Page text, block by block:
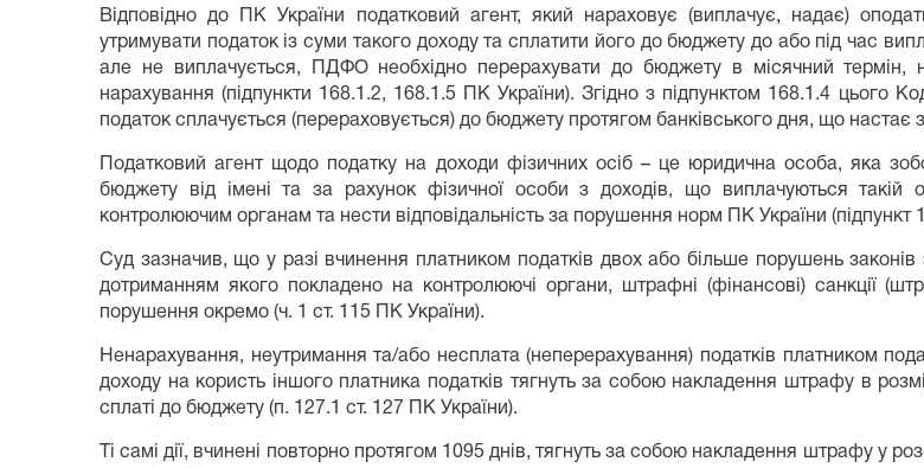
Відповідно до ПК України податковий агент, який нараховує (виплачує, надає)
утримувати податок із суми такого доходу та сплатити його до бюджету до або під час
але не виплачується, ПДФО необхідно перерахувати до бюджету в місячний термін,
нарахування (підпункти 168.1.2, 168.1.5 ПК України). Згідно з підпунктом 168.1.4 цього
податок сплачується (перераховується) до бюджету протягом банківського дня, що настає
Податковий агент щодо податку на доходи фізичних осіб – це юридична особа, яка
бюджету від імені та за рахунок фізичної особи з доходів, що виплачуються такій
контролюючим органам та нести відповідальність за порушення норм ПК України (підпункт
Суд зазначив, що у разі вчинення платником податків двох або більше порушень
дотриманням якого покладено на контролюючі органи, штрафні (фінансові) санкції
порушення окремо (ч. 1 ст. 115 ПК України).
Ненарахування, неутримання та/або несплата (неперерахування) податків платником
доходу на користь іншого платника податків тягнуть за собою накладення штрафу в
сплаті до бюджету (п. 127.1 ст. 127 ПК України).
Ті самі дії, вчинені повторно протягом 1095 днів, тягнуть за собою накладення штрафу у